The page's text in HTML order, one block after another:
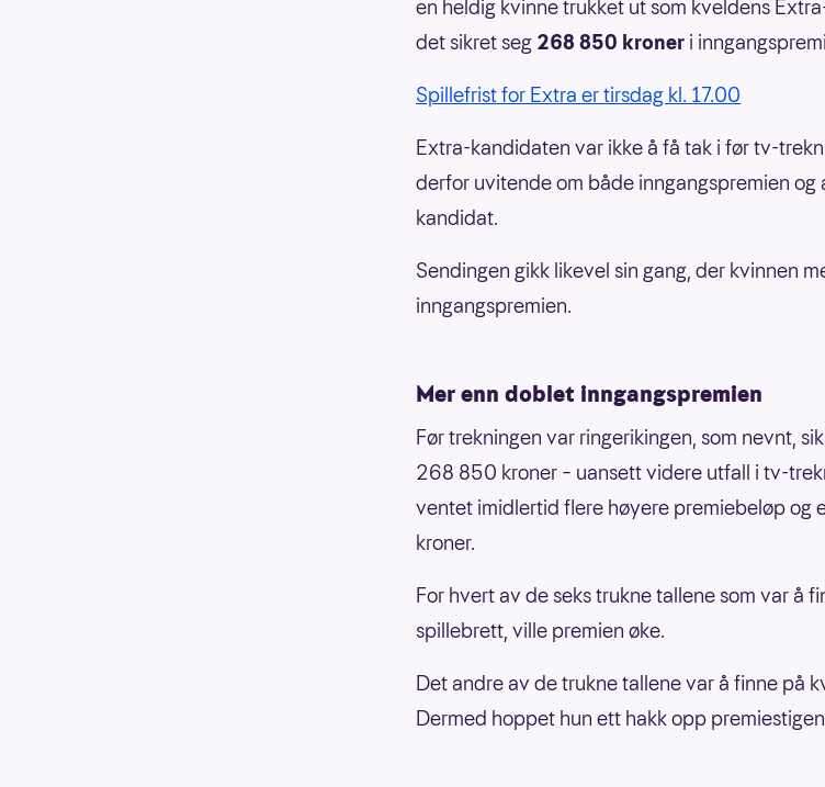
en heldig kvinne trukket ut som kveldens
det sikret seg 268 850 kroner i
Spillefrist for Extra er tirsdag kl. 17.00
Extra-kandidaten var ikke å få tak i før tv-
derfor uvitende om både inngangspremien og
kandidat.
Sendingen gikk likevel sin gang, der kvinnen
inngangspremien.
Mer enn doblet inngangspremien
Før trekningen var ringerikingen, som nevnt,
268 850 kroner – uansett videre utfall i tv-
ventet imidlertid flere høyere premiebeløp og
kroner.
For hvert av de seks trukne tallene som var å
spillebrett, ville premien øke.
Det andre av de trukne tallene var å finne på
Dermed hoppet hun ett hakk opp